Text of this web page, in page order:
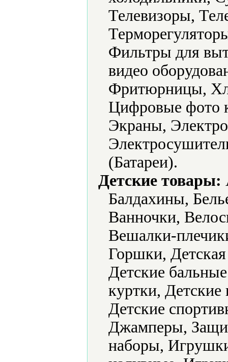
Телевизоры,
Фильтры для
видео
Фритюрницы,
Цифровые фото
Экраны,
(Батареи).
Детские товары:
Балдахины,
Ванночки,
Вешалки-
Горшки,
Детские
куртки, Детские
Детские
Джамперы,
наборы,